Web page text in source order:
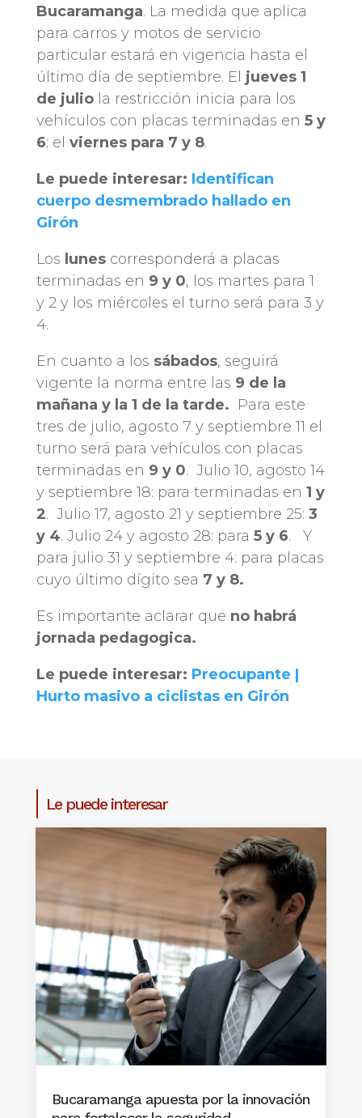
Bucaramanga. La medida que aplica
para carros y motos de servicio
particular estará en vigencia hasta el
último día de septiembre. El jueves 1
de juliola restricción inicia para los
vehículos con placas terminadas en 5 y
6; el viernes para 7 y 8.
Le puede interesar: Identifican
cuerpo desmembrado hallado en
Girón
Los lunescorresponderá a placas
terminadas en 9 y 0, los martes para 1
y 2 y los miércoles el turno será para 3 y
4.
En cuanto a los sábados, seguirá
vigente la norma entre las 9 de la
mañana y la 1 de la tarde. Para este
tres de julio, agosto 7 y septiembre 11 el
turno será para vehículos con placas
terminadas en 9 y 0. Julio 10, agosto 14
y septiembre 18: para terminadas en 1 y
2. Julio 17, agosto 21 y septiembre 25: 3
y 4. Julio 24 y agosto 28: para 5 y 6. Y
para julio 31 y septiembre 4: para placas
cuyo último dígito sea 7 y 8.
Es importante aclarar que no habrá
jornada pedagogica.
Le puede interesar: Preocupante |
Hurto masivo a ciclistas en Girón
Le puede interesar
Bucaramanga apuesta por la innovación